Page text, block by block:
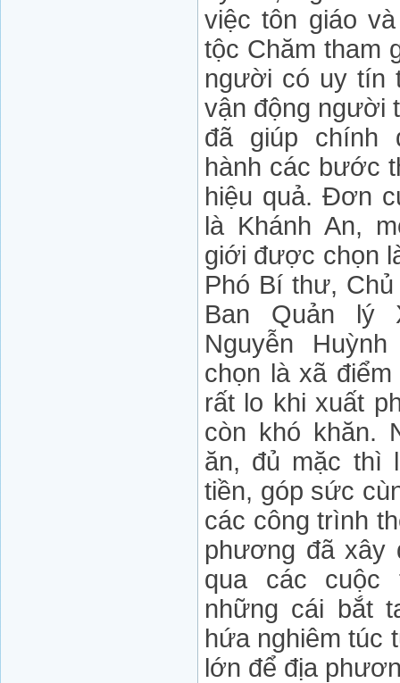
việc tôn giáo
tộc Chăm tham
người có uy tín
vận động người
đã giúp chính
hành các bước
hiệu quả. Ðơn
là Khánh An,
giới được chọn
Phó Bí thư,
Ban Quản lý
Nguyễn
chọn là xã
rất lo khi xuất
còn khó khăn.
ăn, đủ mặc thì
tiền, góp sức
các công trình
phương đã xây
qua các cuộc
những cái bắt
hứa nghiêm túc
lớn để địa